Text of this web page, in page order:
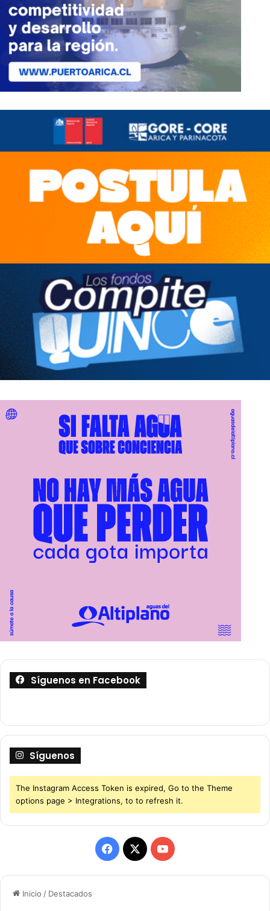
Inicio / Destacados
Síguenos en Facebook
Síguenos
The Instagram Access Token is expired, Go to the Theme
options page > Integrations, to to refresh it.
F
a
X
Y
o